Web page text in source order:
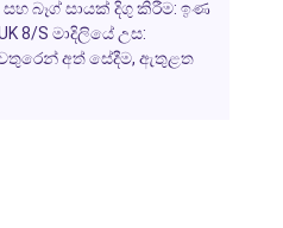
සහ බෑග් සායක් දිගු කිරීම: ඉණ
8/S මාදිලියේ උස:
වතුරෙන් අත් සේදීම, ඇතුළත